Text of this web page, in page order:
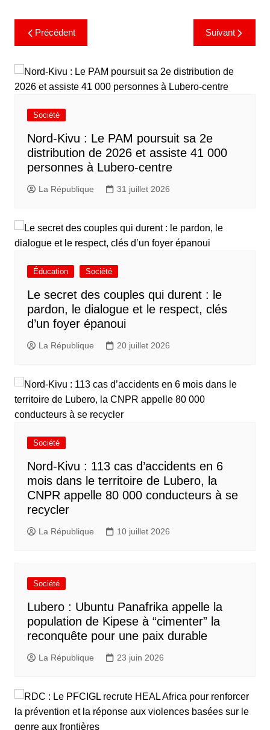
Précédent Suivant
Société
Nord-Kivu : Le PAM poursuit sa 2e
distribution de 2026 et assiste 41 000
personnes à Lubero-centre
La République 31 juillet 2026
Éducation Société
Le secret des couples qui durent : le
pardon, le dialogue et le respect, clés
d’un foyer épanoui
La République 20 juillet 2026
Société
Nord-Kivu : 113 cas d’accidents en 6
mois dans le territoire de Lubero, la
CNPR appelle 80 000 conducteurs à se
recycler
La République 10 juillet 2026
Société
Lubero : Ubuntu Panafrika appelle la
population de Kipese à “cimenter” la
reconquête pour une paix durable
La République 23 juin 2026